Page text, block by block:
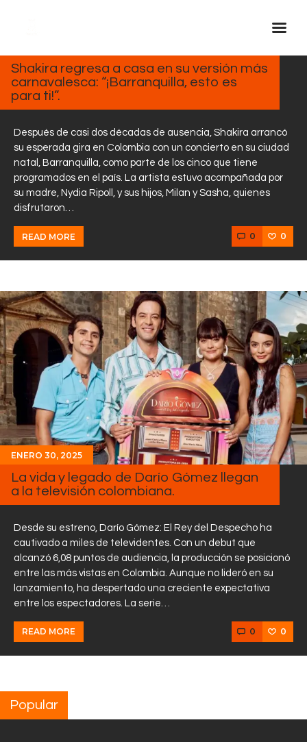
Inicio Real FM
Streaming
En Vivo
Descarga La APP
Programas
Noticias
Equipo
Sobre Nosotros
21, 2025
Shakira regresa a casa en su versión más
carnavalesca: “¡Barranquilla, esto es
para ti!”.
Después de casi dos décadas de ausencia, Shakira arrancó
su esperada gira en Colombia con un concierto en su ciudad
natal, Barranquilla, como parte de los cinco que tiene
programados en el país. La artista estuvo acompañada por
su madre, Nydia Ripoll, y sus hijos, Milan y Sasha, quienes
disfrutaron…
READ MORE 0 0
ENERO 30, 2025
La vida y legado de Darío Gómez llegan
a la televisión colombiana.
Desde su estreno, Darío Gómez: El Rey del Despecho ha
cautivado a miles de televidentes. Con un debut que
alcanzó 6,08 puntos de audiencia, la producción se posicionó
entre las más vistas en Colombia. Aunque no lideró en su
lanzamiento, ha despertado una creciente expectativa
entre los espectadores. La serie…
READ MORE 0 0
Popular